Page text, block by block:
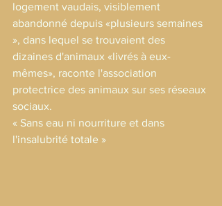
logement vaudais, visiblement
abandonné depuis «plusieurs semaines
», dans lequel se trouvaient des
dizaines d'animaux «livrés à eux-
mêmes», raconte l'association
protectrice des animaux sur ses réseaux
sociaux.
« Sans eau ni nourriture et dans
l'insalubrité totale »